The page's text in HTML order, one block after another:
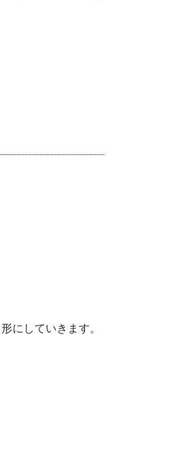
にしていきます。